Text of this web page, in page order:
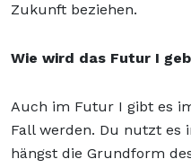
Zukunft beziehen.
Wie wird das Futur I
Auch im Futur I gibt es
Fall werden. Du nutzt es
hängst die Grundform